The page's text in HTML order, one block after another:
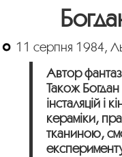
11 серпня 1984,
Автор
Також
інсталяцій і
кераміки,
тканиною,